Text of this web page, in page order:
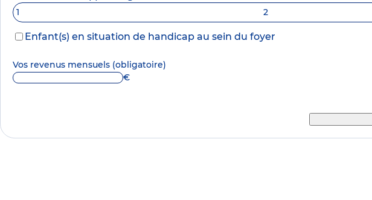
1
2
Enfant(s) en situation de handicap au sein du foyer
Vos revenus mensuels (obligatoire)
€